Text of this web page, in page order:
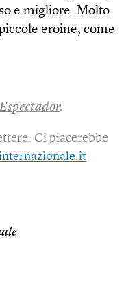
e migliore. Molto
eroine, come
.
Ci piacerebbe